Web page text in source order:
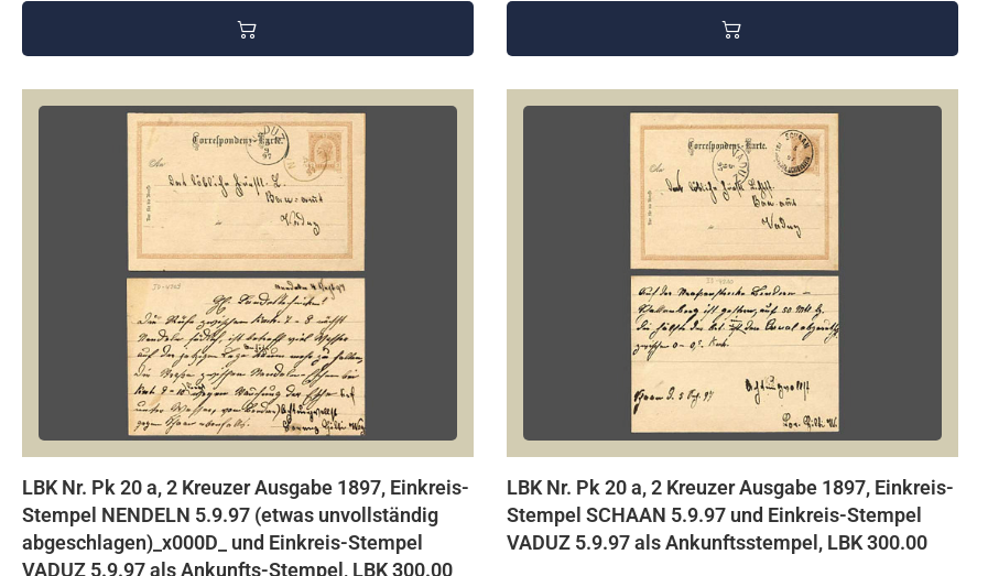
LBK Nr. Pk 20 a, 2 Kreuzer Ausgabe 1897, Einkreis-
Stempel NENDELN 5.9.97 (etwas unvollständig
abgeschlagen)_x000D_ und Einkreis-Stempel
VADUZ 5.9.97 als Ankunfts-Stempel, LBK 300.00
LBK Nr. Pk 20 a, 2 Kreuzer Ausgabe 1897, Einkreis-
Stempel SCHAAN 5.9.97 und Einkreis-Stempel
VADUZ 5.9.97 als Ankunftsstempel, LBK 300.00